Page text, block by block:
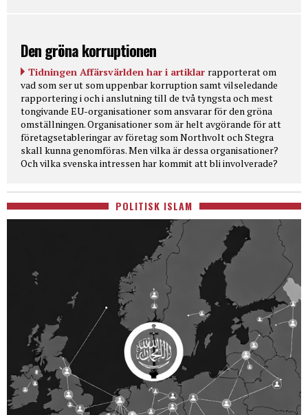
Den gröna korruptionen
Tidningen Affärsvärlden har i artiklar rapporterat om
vad som ser ut som uppenbar korruption samt vilseledande
rapportering i och i anslutning till de två tyngsta och mest
tongivande EU-organisationer som ansvarar för den gröna
omställningen. Organisationer som är helt avgörande för att
företagsetableringar av företag som Northvolt och Stegra
skall kunna genomföras. Men vilka är dessa organisationer?
Och vilka svenska intressen har kommit att bli involverade?
POLITISK ISLAM